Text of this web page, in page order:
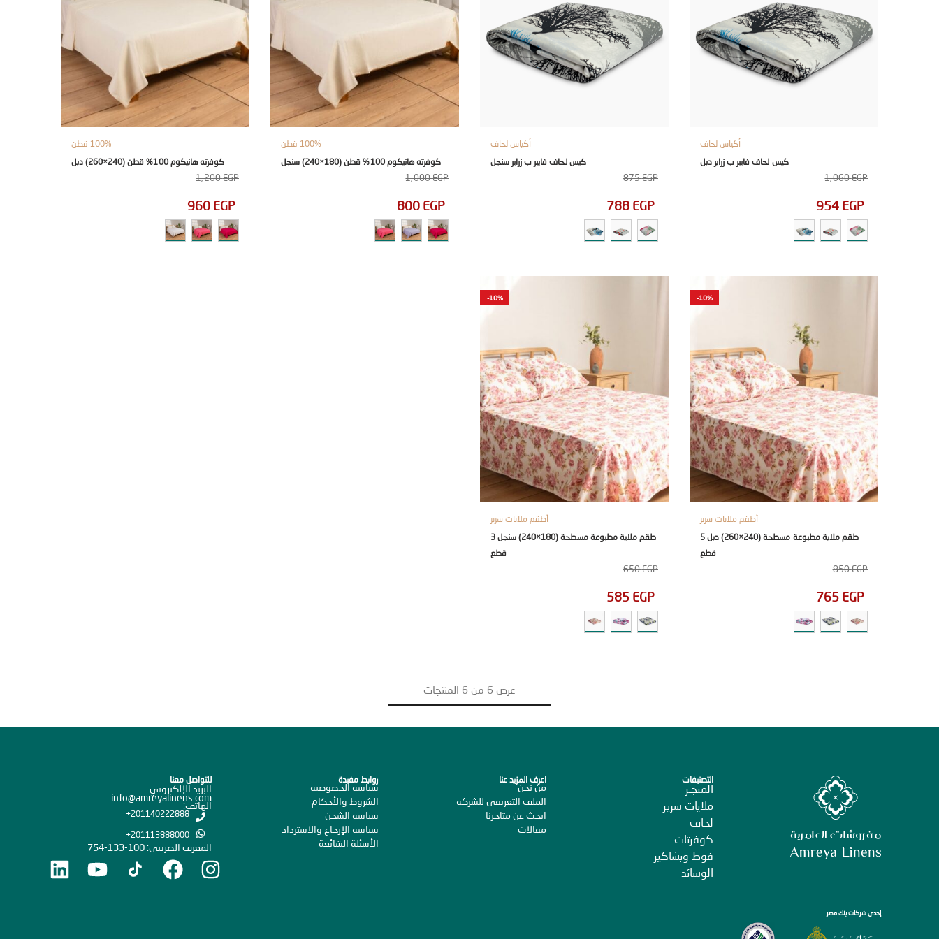
أكياس لحاف
كيس لحاف فايبر ب زراير دبل
1,060EGP
954 EGP
أكياس لحاف
كيس لحاف فايبر ب زراير سنجل
875EGP
788 EGP
100% قطن
كوفرته هانيكوم 100% قطن (180×240) سنجل
1,000EGP
800 EGP
100% قطن
كوفرته هانيكوم 100% قطن (240×260) دبل
1,200EGP
960 EGP
-10%
أطقم ملايات سرير
طقم ملاية مطبوعة مسطحة (240×260) دبل 5
قطع
850EGP
765 EGP
-10%
أطقم ملايات سرير
طقم ملاية مطبوعة مسطحة (180×240) سنجل 3
قطع
650EGP
585 EGP
عرض من 6 المنتجات
إحدى شركات بنك مصر
التصنيفات
المتجـر
ملايات سرير
لحاف
كوفرتات
فوط وبشاكير
الوسائد
اعرف المزيد عنا
من نحن
الملف التعريفي للشركة
ابحث عن متاجرنا
مقالات
روابط مفيدة
سياسة الخصوصية
الشروط والأحكام
سياسة الشحن
سياسة الإرجاع والاسترداد
الأسئلة الشائعة
للتواصل معنا
البريد الإلكتروني:
info@amreyalinens.com
الهاتف:
201140222888+
201113888000+
المعرف الضريبي: 100-133-754